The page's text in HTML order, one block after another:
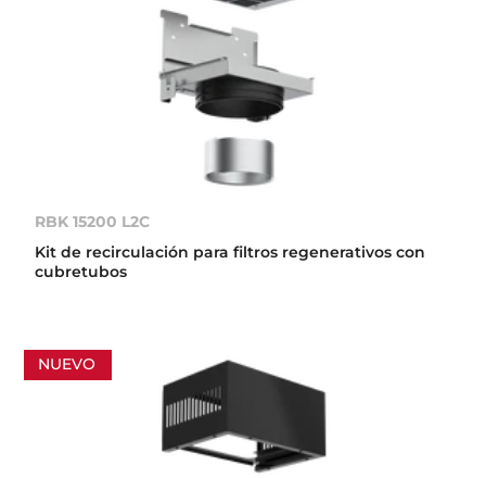
RBK 15200 L2C
Kit de recirculación para filtros regenerativos con
cubretubos
NUEVO